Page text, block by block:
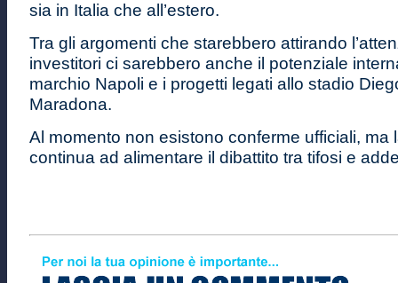
sia in Italia che all’estero.
Tra gli argomenti che starebbero attirando
investitori ci sarebbero anche il potenziale
marchio Napoli e i progetti legati allo stadio
Maradona.
Al momento non esistono conferme ufficiali, ma
continua ad alimentare il dibattito tra tifosi e